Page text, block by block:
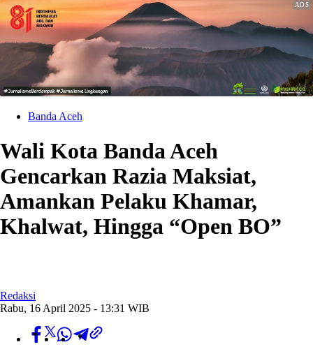
Banda Aceh
Wali Kota Banda Aceh
Gencarkan Razia Maksiat,
Amankan Pelaku Khamar,
Khalwat, Hingga “Open BO”
Redaksi
Rabu, 16 April 2025 - 13:31 WIB